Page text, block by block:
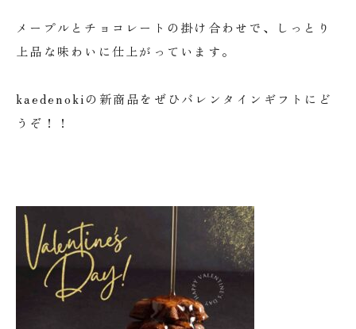
メープルとチョコレートの掛け合わせで、しっとり
上品な味わいに仕上がっています。
kaedenokiの新商品をぜひバレンタインギフトにど
うぞ！！